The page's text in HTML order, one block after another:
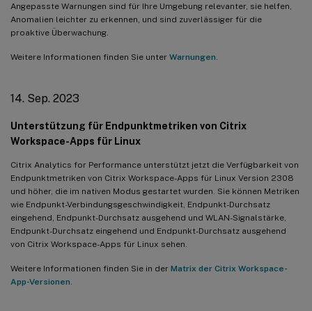
Angepasste Warnungen sind für Ihre Umgebung relevanter, sie helfen,
Anomalien leichter zu erkennen, und sind zuverlässiger für die
proaktive Überwachung.
Weitere Informationen finden Sie unter Warnungen
14. Sep. 2023
Unterstützung für Endpunktmetriken von Citrix
Workspace-Apps für Linux
Citrix Analytics for Performance unterstützt jetzt die Verfügbarkeit von
Endpunktmetriken von Citrix Workspace-Apps für Linux Version 2308
und höher, die im nativen Modus gestartet wurden. Sie können Metriken
wie Endpunkt-Verbindungsgeschwindigkeit, Endpunkt-Durchsatz
eingehend, Endpunkt-Durchsatz ausgehend und WLAN-Signalstärke,
Endpunkt-Durchsatz eingehend und Endpunkt-Durchsatz ausgehend
von Citrix Workspace-Apps für Linux sehen.
Weitere Informationen finden Sie in der Matrix der Citrix Workspace-
App-Versionen
11. Dez. 2020
Identifizierung von vom Benutzer beendeten Sitzungen
19. Okt. 2020
Maschinenstatistikansicht
Fehler-Insights – Black-Hole-Maschinen
GPO-Insights
16. Juni 2020
Verbesserter Algorithmus für den User Experience Score
23. Apr. 2020
Standort- und Endpunktbasierte Self-Service-Suche
10. Jan. 2020